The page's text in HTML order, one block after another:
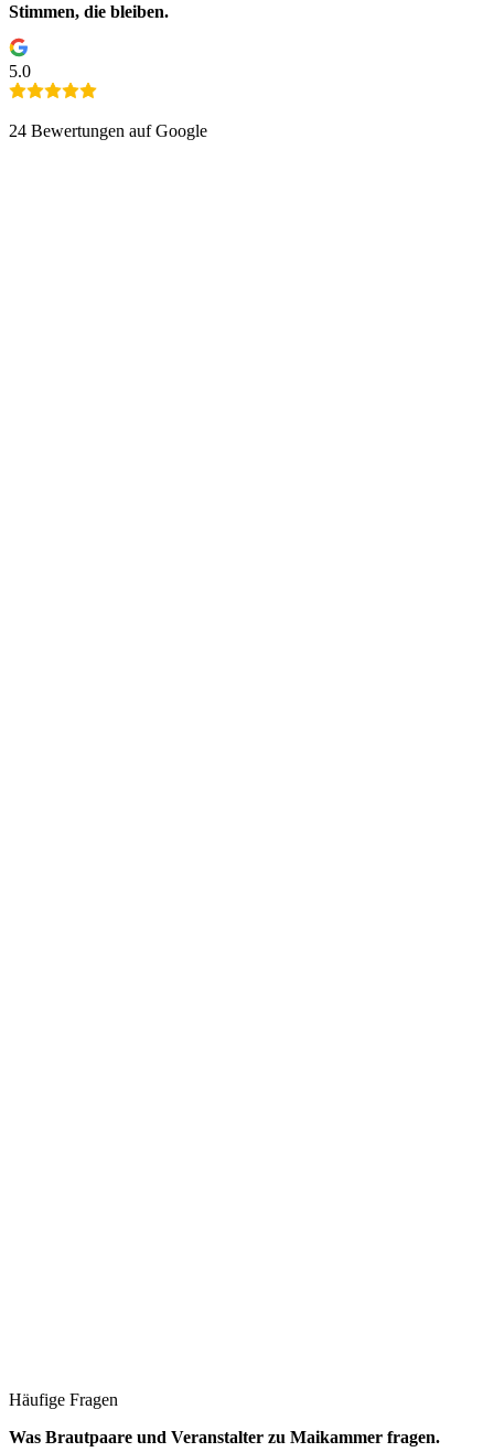
Stimmen, die bleiben.
5.0
24 Bewertungen auf Google
Häufige Fragen
Was Brautpaare und Veranstalter zu Maikammer fragen.